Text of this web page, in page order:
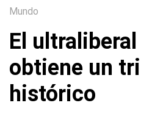
Mundo
El
obtiene un
histórico